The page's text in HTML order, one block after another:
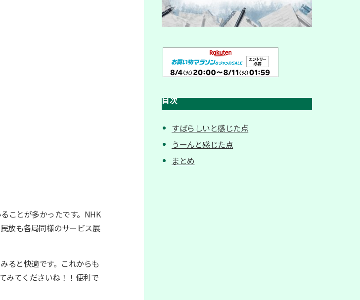
ことが多かったです。NHK
放も各局同様のサービス展
ると快適です。これからも
みてくださいね！！便利で
目次
すばらしいと感じた点
うーんと感じた点
まとめ